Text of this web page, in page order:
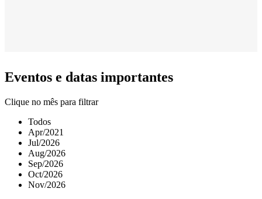
Eventos e datas importantes
Clique no mês para filtrar
Todos
Apr/2021
Jul/2026
Aug/2026
Sep/2026
Oct/2026
Nov/2026